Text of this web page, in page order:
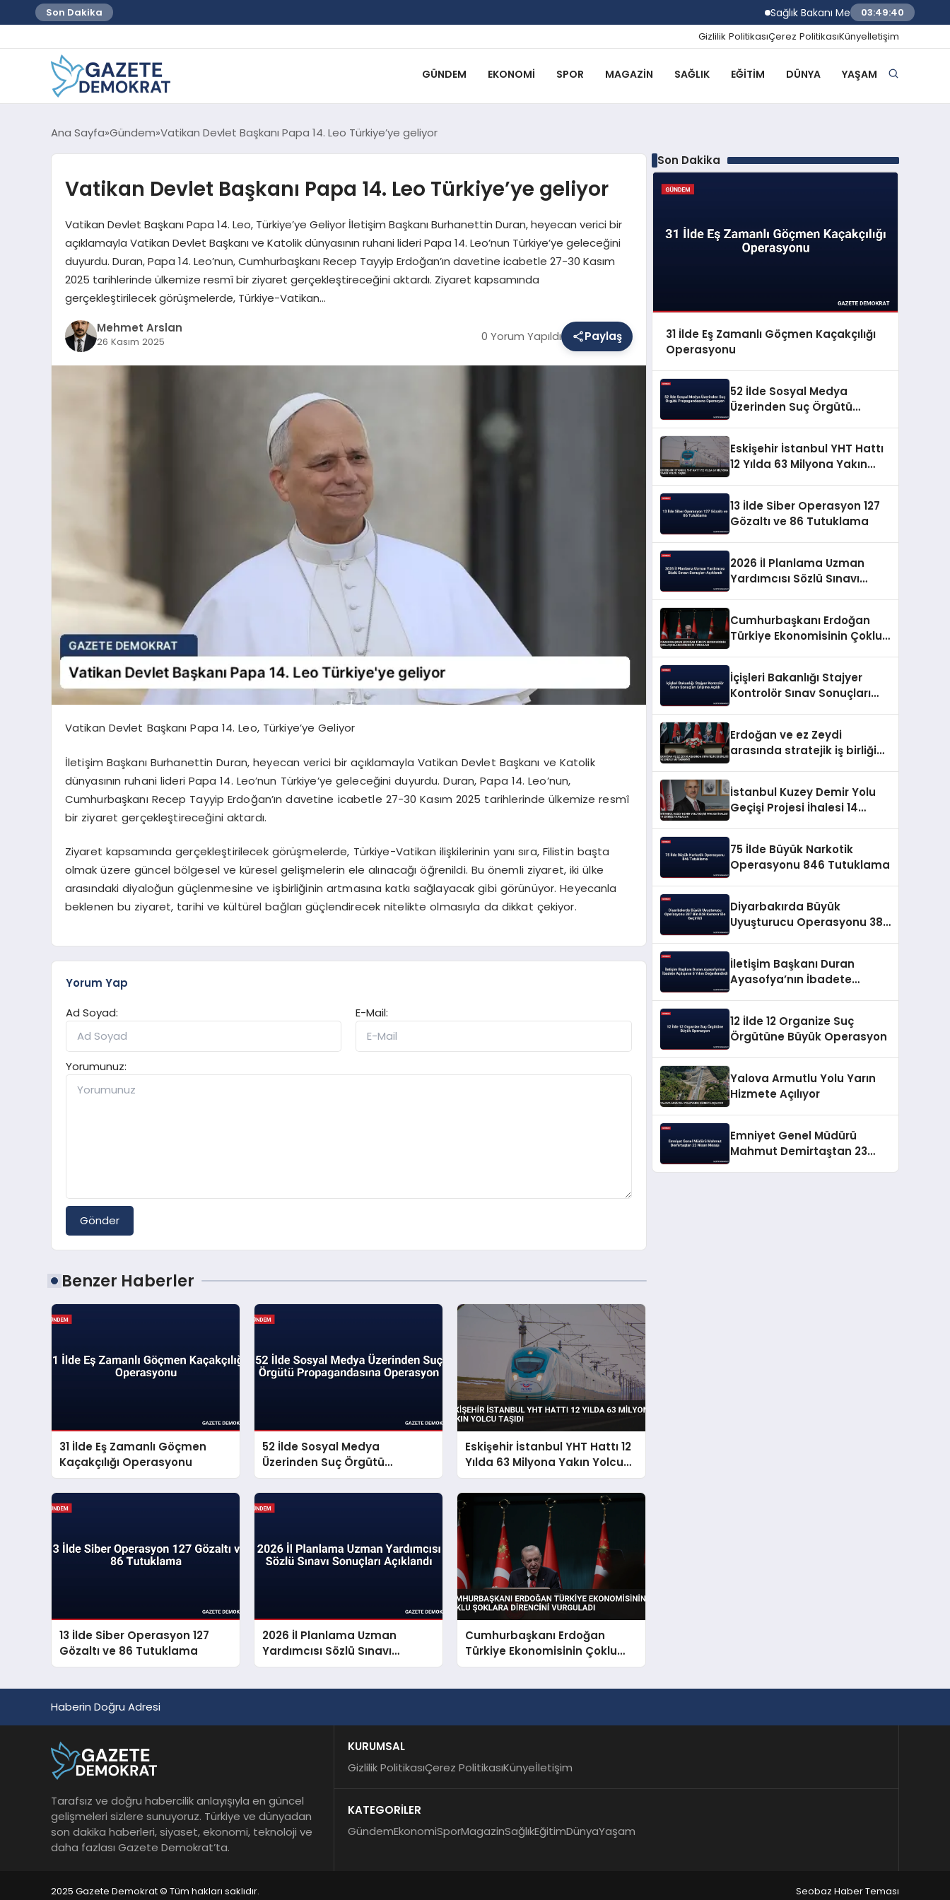
Son Dakika Sağlık Bakanı Memişoğlu Rize Şehir
03:49:41
Gizlilik PolitikasıÇerez PolitikasıKünyeİletişim
GÜNDEM EKONOMI SPOR MAGAZIN SAĞLIK EĞITIM DÜNYA YAŞAM
Ana Sayfa Gündem Vatikan Devlet Başkanı Papa 14. Leo Türkiye’ye geliyor
Vatikan Devlet Başkanı Papa 14. Leo Türkiye’ye geliyor
Vatikan Devlet Başkanı Papa 14. Leo, Türkiye’ye Geliyor İletişim Başkanı Burhanettin Duran, heyecan verici bir
açıklamayla Vatikan Devlet Başkanı ve Katolik dünyasının ruhani lideri Papa 14. Leo’nun Türkiye’ye geleceğini
duyurdu. Duran, Papa 14. Leo’nun, Cumhurbaşkanı Recep Tayyip Erdoğan’ın davetine icabetle 27-30 Kasım
2025 tarihlerinde ülkemize resmî bir ziyaret gerçekleştireceğini aktardı. Ziyaret kapsamında
gerçekleştirilecek görüşmelerde, Türkiye-Vatikan…
Mehmet Arslan
26 Kasım 2025 0 Yorum Yapıldı Paylaş
Vatikan Devlet Başkanı Papa 14. Leo, Türkiye’ye Geliyor
İletişim Başkanı Burhanettin Duran, heyecan verici bir açıklamayla Vatikan Devlet Başkanı ve Katolik
dünyasının ruhani lideri Papa 14. Leo’nun Türkiye’ye geleceğini duyurdu. Duran, Papa 14. Leo’nun,
Cumhurbaşkanı Recep Tayyip Erdoğan’ın davetine icabetle 27-30 Kasım 2025 tarihlerinde ülkemize resmî
bir ziyaret gerçekleştireceğini aktardı.
Ziyaret kapsamında gerçekleştirilecek görüşmelerde, Türkiye-Vatikan ilişkilerinin yanı sıra, Filistin başta
olmak üzere güncel bölgesel ve küresel gelişmelerin ele alınacağı öğrenildi. Bu önemli ziyaret, iki ülke
arasındaki diyaloğun güçlenmesine ve işbirliğinin artmasına katkı sağlayacak gibi görünüyor. Heyecanla
beklenen bu ziyaret, tarihi ve kültürel bağları güçlendirecek nitelikte olmasıyla da dikkat çekiyor.
Yorum Yap
Ad Soyad:
E-Mail:
Yorumunuz:
Gönder
Benzer Haberler
31 İlde Eş Zamanlı Göçmen
Kaçakçılığı Operasyonu
52 İlde Sosyal Medya
Üzerinden Suç Örgütü
Propagandasına Operasyon
Eskişehir İstanbul YHT Hattı 12
Yılda 63 Milyona Yakın Yolcu
Taşıdı
13 İlde Siber Operasyon 127
Gözaltı ve 86 Tutuklama
2026 İl Planlama Uzman
Yardımcısı Sözlü Sınavı
Sonuçları Açıklandı
Cumhurbaşkanı Erdoğan
Türkiye Ekonomisinin Çoklu
Şoklara Direncini Vurguladı
Son Dakika
31 İlde Eş Zamanlı Göçmen Kaçakçılığı
Operasyonu
52 İlde Sosyal Medya
Üzerinden Suç Örgütü
Eskişehir İstanbul YHT Hattı
12 Yılda 63 Milyona Yakın
13 İlde Siber Operasyon 127
Gözaltı ve 86 Tutuklama
2026 İl Planlama Uzman
Yardımcısı Sözlü Sınavı
Cumhurbaşkanı Erdoğan
Türkiye Ekonomisinin Çoklu
İçişleri Bakanlığı Stajyer
Kontrolör Sınav Sonuçları
Erdoğan ve ez Zeydi
arasında stratejik iş birliği
İstanbul Kuzey Demir Yolu
Geçişi Projesi İhalesi 14
75 İlde Büyük Narkotik
Operasyonu 846 Tutuklama
Diyarbakırda Büyük
Uyuşturucu Operasyonu 387
İletişim Başkanı Duran
Ayasofya’nın İbadete
12 İlde 12 Organize Suç
Örgütüne Büyük Operasyon
Yalova Armutlu Yolu Yarın
Hizmete Açılıyor
Emniyet Genel Müdürü
Mahmut Demirtaştan 23
Haberin Doğru Adresi
Tarafsız ve doğru habercilik anlayışıyla en güncel
gelişmeleri sizlere sunuyoruz. Türkiye ve dünyadan
son dakika haberleri, siyaset, ekonomi, teknoloji ve
daha fazlası Gazete Demokrat’ta.
KURUMSAL
Gizlilik PolitikasıÇerez PolitikasıKünyeİletişim
KATEGORİLER
GündemEkonomiSporMagazinSağlıkEğitimDünyaYaşam
2025 Gazete Demokrat © Tüm hakları saklıdır. Seobaz Haber Teması